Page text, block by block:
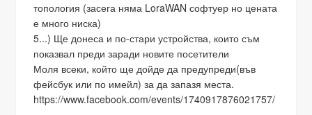
топология (засега няма LoraWAN софтуер но цената
е много ниска)
5...) Ще донеса и по-стари устройства, които съм
показвал преди заради новите посетители
Моля всеки, който ще дойде да предупреди(във
фейсбук или по имейл) за да запазя места.
https://www.facebook.com/events/1740917876021757/